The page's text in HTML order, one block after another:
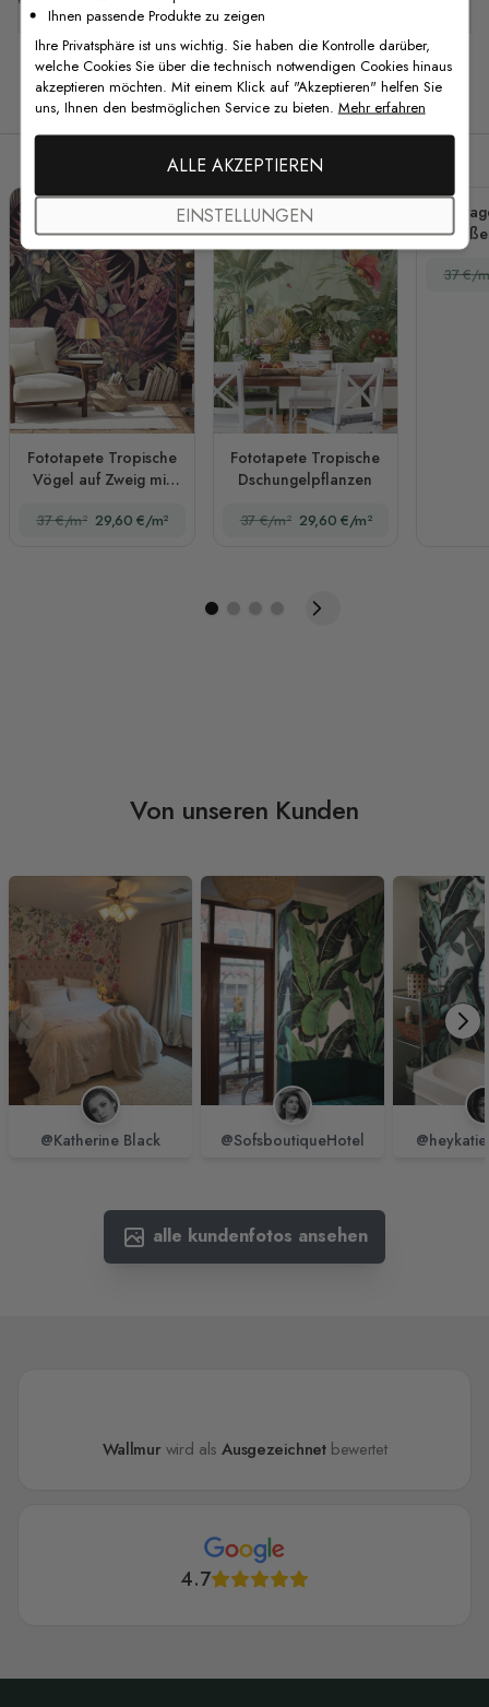
Verwandte Produkte
Fototapete Tropische
Vögel auf Zweig mit
37 €/m² 29,60 €/m²
Fototapete Tropische
Dschungelpflanzen
37 €/m² 29,60 €/m²
37 €/
Von unseren Kunden
@Katherine Black @SofsboutiqueHotel
alle kundenfotos ansehen
Wallmur wird alsAusgezeichnetbewertet
4.7
Ihnen passende Produkte zu zeigen
Ihre Privatsphäre ist uns wichtig. Sie haben die Kontrolle darüber,
welche Cookies Sie über die technisch notwendigen Cookies hinaus
akzeptieren möchten. Mit einem Klick auf "Akzeptieren" helfen Sie
uns, Ihnen den bestmöglichen Service zu bieten. Mehr erfahren
ALLE AKZEPTIEREN
EINSTELLUNGEN